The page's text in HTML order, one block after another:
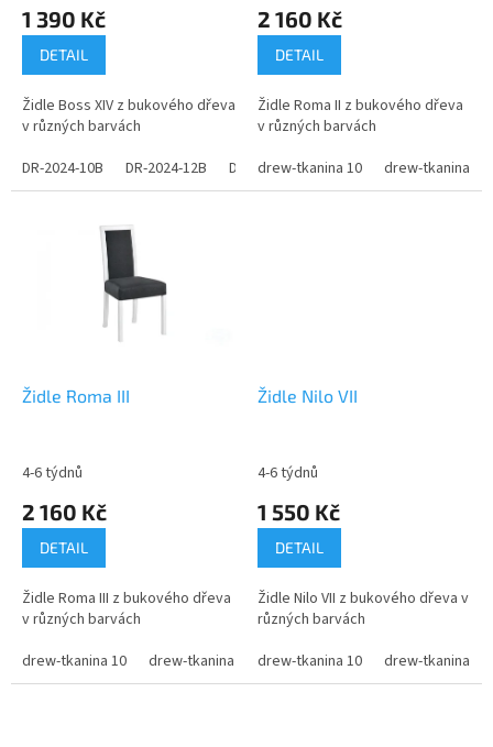
1 390 Kč
DETAIL
Židle Boss XIV z bukového dřeva
v různých barvách
DR-2024-10B
DR-2024-12B DR-2024-14B DR-2024-16B DR-
2 160 Kč
DETAIL
Židle Roma II z bukového dřeva
v různých barvách
drew-tkanina 10
drew-tkanina 11
Židle Roma III
4-6 týdnů
2 160 Kč
DETAIL
Židle Roma III z bukového dřeva
v různých barvách
drew-tkanina 10
drew-tkanina 11 drew-tkanina 12 drew-tkanina
Židle Nilo VII
4-6 týdnů
1 550 Kč
DETAIL
Židle Nilo VII z bukového dřeva v
různých barvách
drew-tkanina 10
drew-tkanina 11